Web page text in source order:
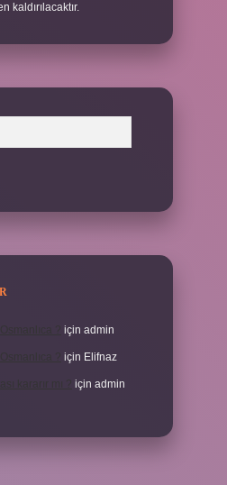
kaldırılacaktır.
için admin
için Elifnaz
için admin